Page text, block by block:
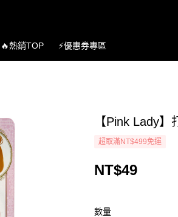
🔥熱銷TOP ⚡優惠券專區
【Pink Lady
超取滿NT$499免運
NT$49
數量